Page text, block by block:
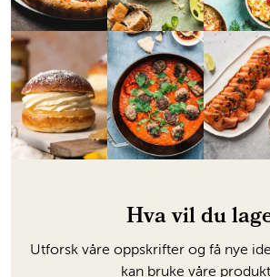
Hva vil du
Utforsk våre oppskrifter og få nye
kan bruke våre